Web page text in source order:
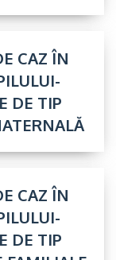
CAZ ÎN
DE TIP
CAZ ÎN
DE TIP